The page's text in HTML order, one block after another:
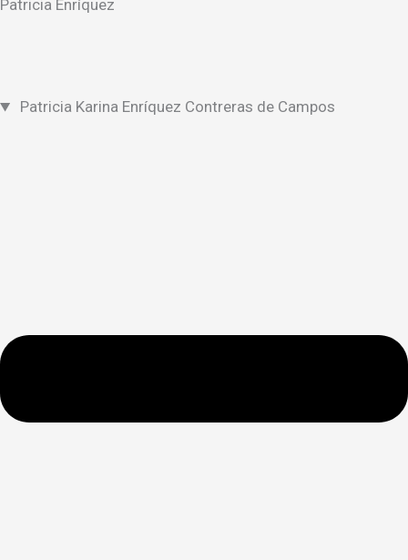
Patricia Enríquez
Patricia Karina Enríquez Contreras de Campos